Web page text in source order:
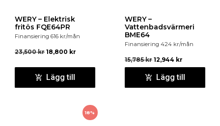
WERY – Elektrisk
fritös FQE64PR
Finansiering 616 kr/mån
23,500kr 18,800 kr
Lägg till
WERY –
Vattenbadsvärmeri
BME64
Finansiering 424 kr/mån
15,785kr 12,944 kr
Lägg till
18%